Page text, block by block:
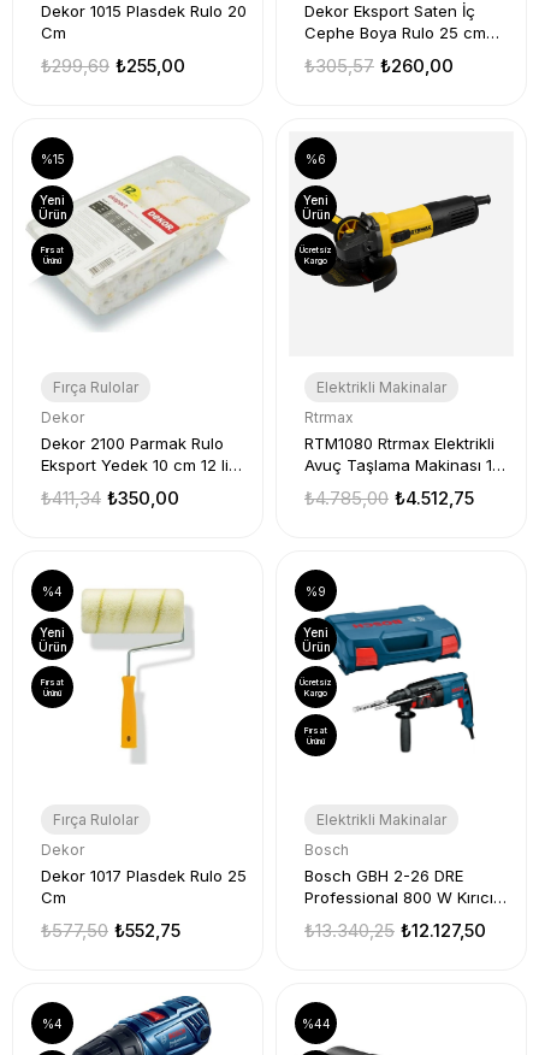
Dekor 1015 Plasdek Rulo 20
Cm
₺255,00
₺299,69
Dekor Eksport Saten İç
Cephe Boya Rulo 25 cm
₺260,00
₺305,57
Fırça Rulolar
Dekor
Dekor 2100 Parmak Rulo
Eksport Yedek 10 cm 12 li
₺350,00
₺411,34
%15
Yeni
Ürün
Fırsat
Ürünü
Elektrikli Makinalar
Rtrmax
RTM1080 Rtrmax Elektrikli
Avuç Taşlama Makinası 115
₺4.512,75
₺4.785,00
%6
Yeni
Ürün
Ücretsiz
Kargo
Fırça Rulolar
Dekor
Dekor 1017 Plasdek Rulo 25
Cm
₺552,75
₺577,50
%4
Yeni
Ürün
Fırsat
Ürünü
Elektrikli Makinalar
Bosch
Bosch GBH 2-26 DRE
Professional 800 W Kırıcı
₺12.127,50
₺13.340,25
%9
Yeni
Ürün
Ücretsiz
Kargo
Fırsat
Ürünü
%4 %44